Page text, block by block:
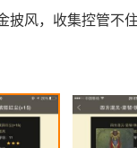
披风，收集控管